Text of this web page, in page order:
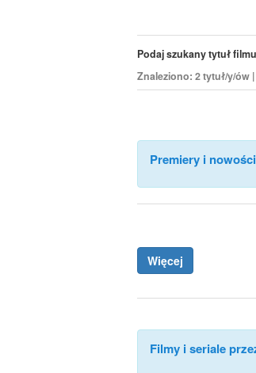
Podaj szukany tytuł
Znaleziono: 2 tytuł/y/ów
Premiery i
Więcej
Filmy i seriale